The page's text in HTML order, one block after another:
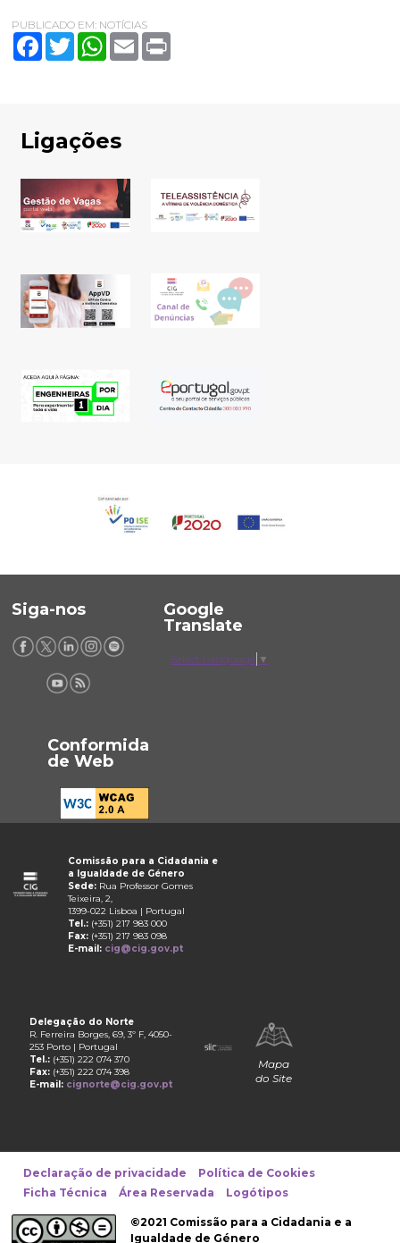
PUBLICADO EM: NOTÍCIAS
FacebookTwitterWhatsApp
Email
Ligações
Siga-nos
Google
Translate
Select Language ▼
Conformida
de Web
Comissão para a Cidadania e
a Igualdade de Género
Sede: Rua Professor Gomes
Teixeira, 2,
1399-022 Lisboa | Portugal
Tel.: (+351) 217 983 000
Fax: (+351) 217 983 098
E-mail: cig@cig.gov.pt
Delegação do Norte
R. Ferreira Borges, 69, 3º F, 4050-
253 Porto | Portugal
Tel.: (+351) 222 074 370
Fax: (+351) 222 074 398
E-mail: cignorte@cig.gov.pt
Mapa
do Site
Declaração de privacidade
Política de Cookies
Ficha Técnica
Área Reservada Logótipos
©2021 Comissão para a Cidadania e a
Igualdade de Género